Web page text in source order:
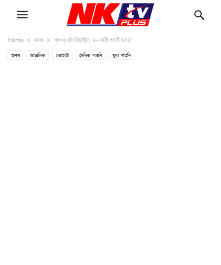
Home অসম ‘প্ৰণৱ এটা মিছলীয়া, ৭-৮জনী পত্নী আছে’
অসম আঞ্চলিক গুৱাহাটী দৈনিক বাতৰি মুখ্য বাতৰি